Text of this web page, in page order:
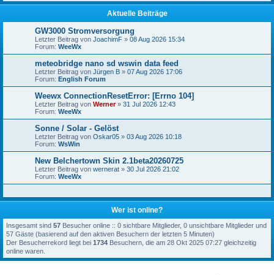
b
n
Aktuelle Beiträge
GW3000 Stromversorgung
Letzter Beitrag von JoachimF » 08 Aug 2026 15:34
Forum: WeeWx
meteobridge nano sd wswin data feed
Letzter Beitrag von Jürgen B » 07 Aug 2026 17:06
Forum: English Forum
Weewx ConnectionResetError: [Errno 104]
Letzter Beitrag von Werner» 31 Jul 2026 12:43
Forum: WeeWx
Sonne / Solar - Gelöst
Letzter Beitrag von Oskar05 » 03 Aug 2026 10:18
Forum: WsWin
New Belchertown Skin 2.1beta20260725
Letzter Beitrag von wernerat » 30 Jul 2026 21:02
Forum: WeeWx
Wer ist online?
Insgesamt sind 57 Besucher online :: 0 sichtbare Mitglieder, 0 unsichtbare Mitglieder und
57 Gäste (basierend auf den aktiven Besuchern der letzten 5 Minuten)
Der Besucherrekord liegt bei 1734 Besuchern, die am 28 Okt 2025 07:27 gleichzeitig
online waren.